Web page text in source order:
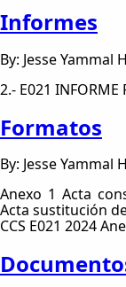
Informes
By: Jesse
2.- E021 INFORME
Formatos
By: Jesse
Anexo 1 Acta
Acta sustitución
CCS E021 2024